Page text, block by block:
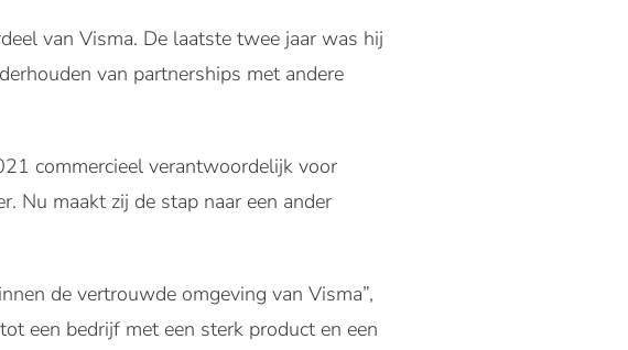
van Visma. De laatste twee jaar was hij
van partnerships met andere
commercieel verantwoordelijk voor
Nu maakt zij de stap naar een ander
de vertrouwde omgeving van Visma”,
een bedrijf met een sterk product en een